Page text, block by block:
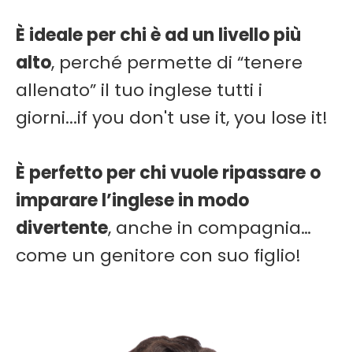
È ideale per chi è ad un livello più
alto, perché permette di “tenere
allenato” il tuo inglese tutti i
giorni...if you don't use it, you lose it!
È perfetto per chi vuole ripassare o
imparare l’inglese in modo
divertente, anche in compagnia…
come un genitore con suo figlio!